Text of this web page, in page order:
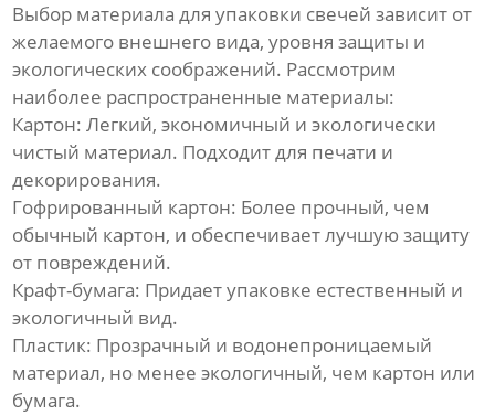
Выбор материала для упаковки свечей зависит от
желаемого внешнего вида, уровня защиты и
экологических соображений. Рассмотрим
наиболее распространенные материалы:
Картон: Легкий, экономичный и экологически
чистый материал. Подходит для печати и
декорирования.
Гофрированный картон: Более прочный, чем
обычный картон, и обеспечивает лучшую защиту
от повреждений.
Крафт-бумага: Придает упаковке естественный и
экологичный вид.
Пластик: Прозрачный и водонепроницаемый
материал, но менее экологичный, чем картон или
бумага.